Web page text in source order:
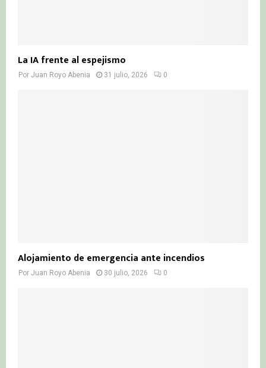
La IA frente al espejismo
Por Juan Royo Abenia 31 julio, 2026 0
Alojamiento de emergencia ante incendios
Por Juan Royo Abenia 30 julio, 2026 0